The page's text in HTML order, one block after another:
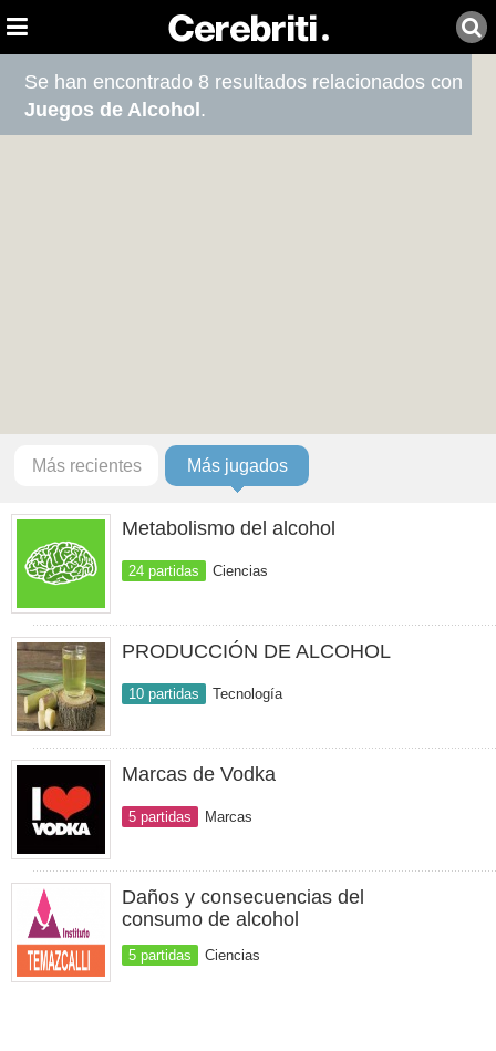
Se han encontrado 8 resultados relacionados con
Juegos de Alcohol .
Más recientes Más jugados
Metabolismo del alcohol
24 partidas Ciencias
PRODUCCIÓN DE ALCOHOL
10 partidas Tecnología
Marcas de Vodka
5 partidas Marcas
Daños y consecuencias del
consumo de alcohol
5 partidas Ciencias